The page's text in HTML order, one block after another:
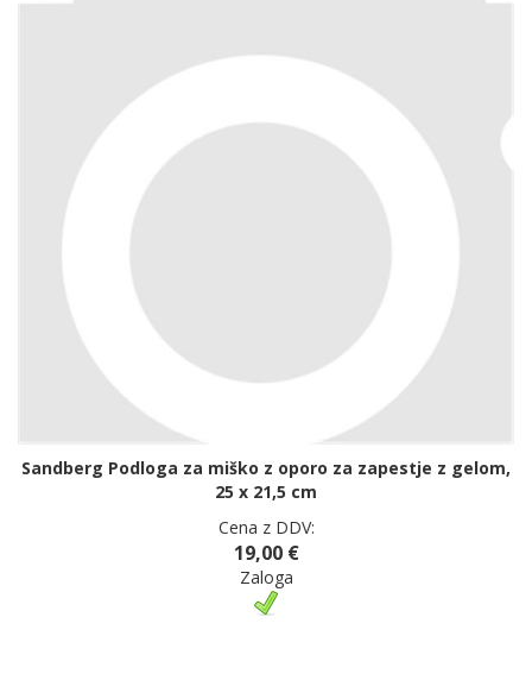
Sandberg Podloga za miško z oporo za zapestje z gelom,
25 x 21,5 cm
Cena z DDV:
19,00 €
Zaloga